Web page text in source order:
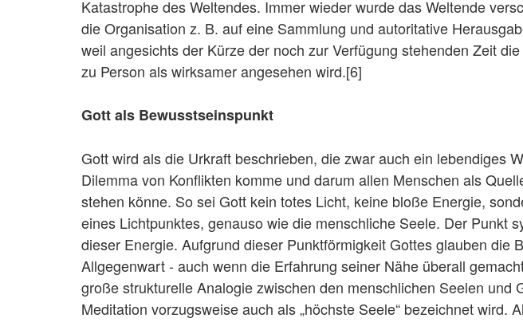
Katastrophe des Weltendes. Immer wieder wurde das Weltende
die Organisation z. B. auf eine Sammlung und autoritative
weil angesichts der Kürze der noch zur Verfügung stehenden Zeit
zu Person als wirksamer angesehen wird.[6]
Gott als Bewusstseinspunkt
Gott wird als die Urkraft beschrieben, die zwar auch ein lebendiges
Dilemma von Konflikten komme und darum allen Menschen als
stehen könne. So sei Gott kein totes Licht, keine bloße Energie,
eines Lichtpunktes, genauso wie die menschliche Seele. Der Punkt
dieser Energie. Aufgrund dieser Punktförmigkeit Gottes glauben die
Allgegenwart - auch wenn die Erfahrung seiner Nähe überall
große strukturelle Analogie zwischen den menschlichen Seelen und
Meditation vorzugsweise auch als „höchste Seele“ bezeichnet wird.